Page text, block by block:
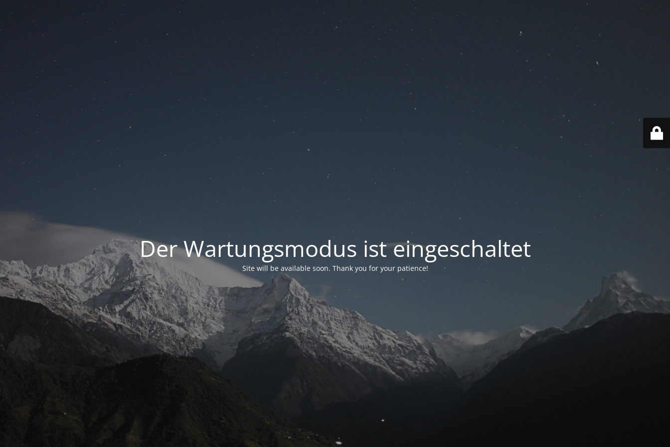
Der Wartungsmodus ist eingeschaltet
Site will be available soon. Thank you for your patience!